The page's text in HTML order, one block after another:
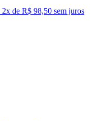
2x de R$ 98,50 sem juros